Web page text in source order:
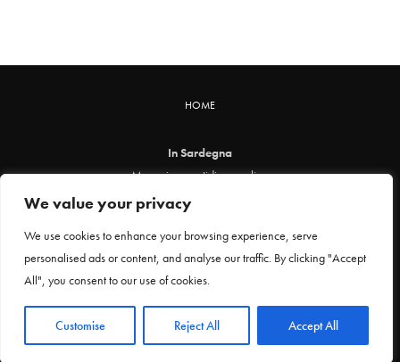
We value your privacy
We use cookies to enhance your browsing experience, serve
personalised ads or content, and analyse our traffic. By clicking "Accept
All", you consent to our use of cookies.
Customise Reject All Accept All
HOME
In Sardegna
Magazine quotidiano online
info@insardegna.online
Piazza Santa Chiara, 49 - 00186 - Roma
P.IVA 12912621005
Testata online registrata al Tribunale di Roma al n. 29 del 24 febbraio 2021
Privacy Policy